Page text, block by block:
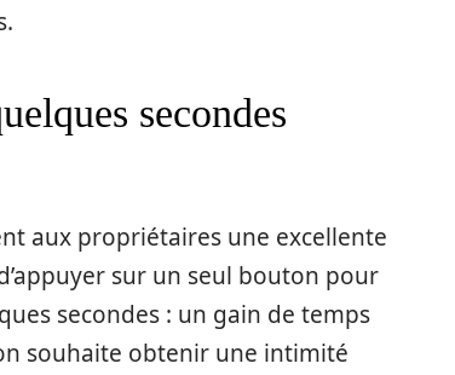
secondes
aux propriétaires une excellente
sur un seul bouton pour
secondes : un gain de temps
souhaite obtenir une intimité